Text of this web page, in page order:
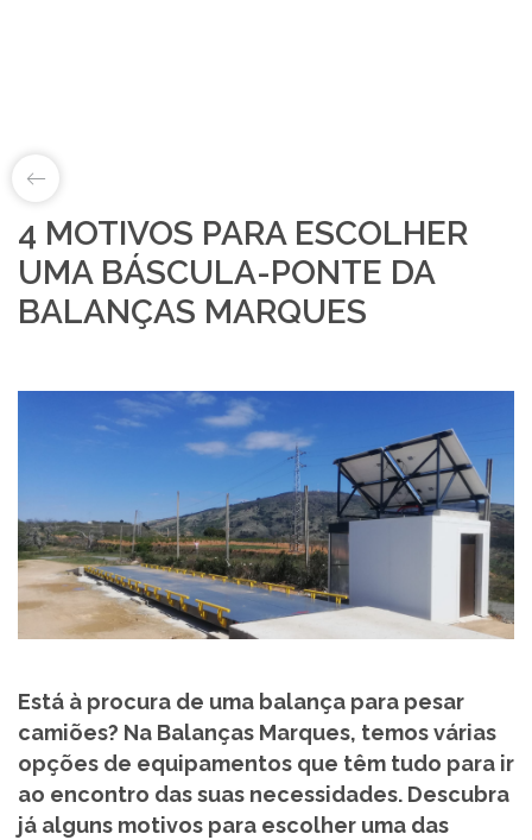
LAB&ID
PRODUTOS
LOJA ONLINE
SUPORTE
MARQUES ACADEMY
PARCEIROS
NOTÍCIAS
CONTACTOS
4 MOTIVOS PARA ESCOLHER
UMA BÁSCULA-PONTE DA
BALANÇAS MARQUES
Está à procura de uma balança para pesar
camiões? Na Balanças Marques, temos várias
opções de equipamentos que têm tudo para ir
ao encontro das suas necessidades. Descubra
já alguns motivos para escolher uma das